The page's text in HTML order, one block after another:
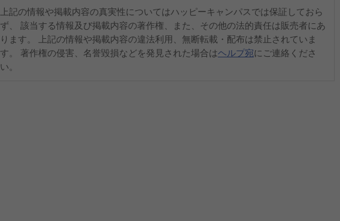
上記の情報や掲載内容の真実性についてはハッピーキャンパスでは保証しておら
ず、 該当する情報及び掲載内容の著作権、また、その他の法的責任は販売者にあ
ります。 上記の情報や掲載内容の違法利用、無断転載・配布は禁止されていま
す。 著作権の侵害、名誉毀損などを発見された場合はヘルプ宛にご連絡くださ
い。